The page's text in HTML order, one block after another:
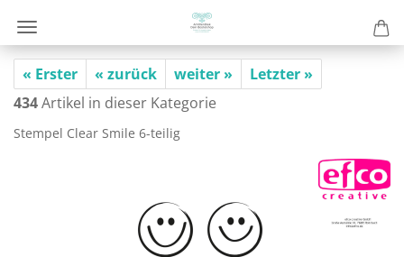
« Erster « zurück weiter »
Letzter »
434Artikel in dieser Kategorie
Stem­pel Clear Smile 6-​teilig